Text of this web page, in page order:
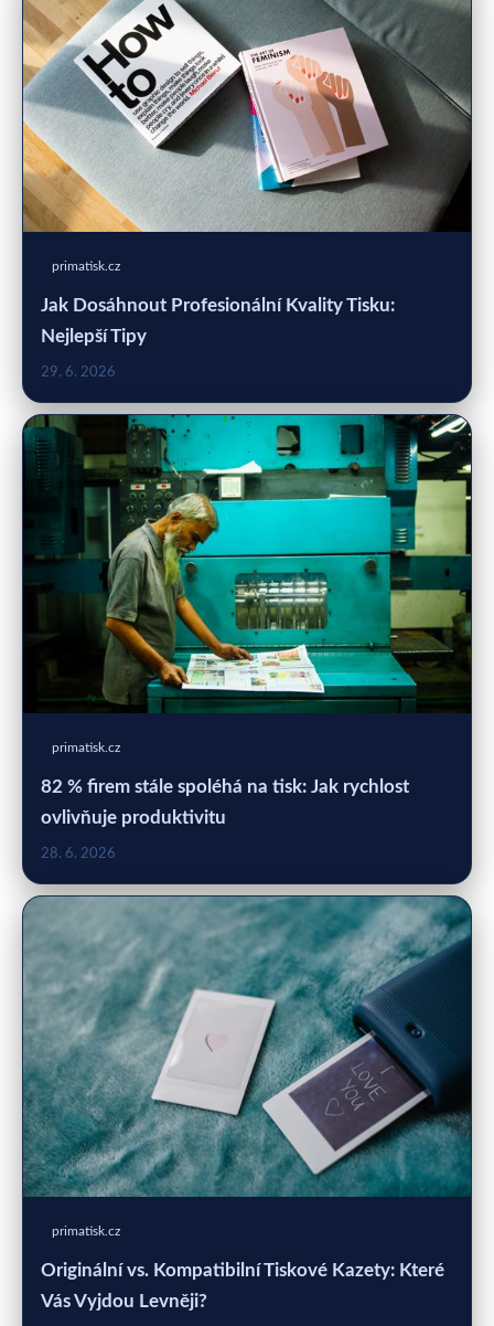
primatisk.cz
Jak Dosáhnout Profesionální Kvality Tisku:
Nejlepší Tipy
29. 6. 2026
primatisk.cz
82 % firem stále spoléhá na tisk: Jak rychlost
ovlivňuje produktivitu
28. 6. 2026
primatisk.cz
Originální vs. Kompatibilní Tiskové Kazety: Které
Vás Vyjdou Levněji?